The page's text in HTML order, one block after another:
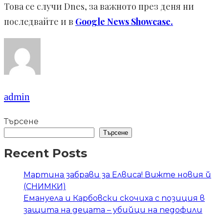
Това се случи Dnes, за важното през деня ни
последвайте и в Google News Showcase.
admin
Търсене
Търсене
Recent Posts
Мартина забрави за Елвиса! Вижте новия й
(СНИМКИ)
Емануела и Карбовски скочиха с позиция в
защита на децата – убийци на педофили